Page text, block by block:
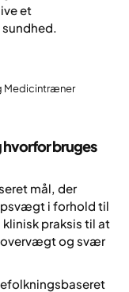
et
Medicintræner
hvorfor bruges
mål, der
i forhold til
praksis til at
og svær